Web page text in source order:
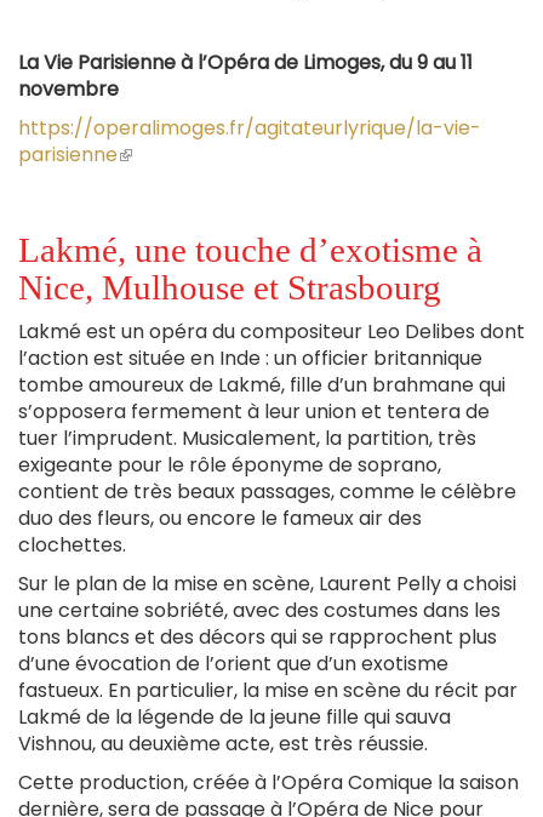
La Vie Parisienne à l’Opéra de Limoges, du 9 au 11
novembre
https://operalimoges.fr/agitateurlyrique/la-vie-
parisienne(le
Lakmé, une touche d’exotisme à
Nice, Mulhouse et Strasbourg
Lakmé est un opéra du compositeur Leo Delibes dont
l’action est située en Inde : un officier britannique
tombe amoureux de Lakmé, fille d’un brahmane qui
s’opposera fermement à leur union et tentera de
tuer l’imprudent. Musicalement, la partition, très
exigeante pour le rôle éponyme de soprano,
contient de très beaux passages, comme le célèbre
duo des fleurs, ou encore le fameux air des
clochettes.
Sur le plan de la mise en scène, Laurent Pelly a choisi
une certaine sobriété, avec des costumes dans les
tons blancs et des décors qui se rapprochent plus
d’une évocation de l’orient que d’un exotisme
fastueux. En particulier, la mise en scène du récit par
Lakmé de la légende de la jeune fille qui sauva
Vishnou, au deuxième acte, est très réussie.
Cette production, créée à l’Opéra Comique la saison
dernière, sera de passage à l’Opéra de Nice pour